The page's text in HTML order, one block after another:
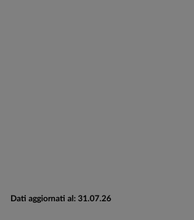
Dati aggiornati al: 31.07.26